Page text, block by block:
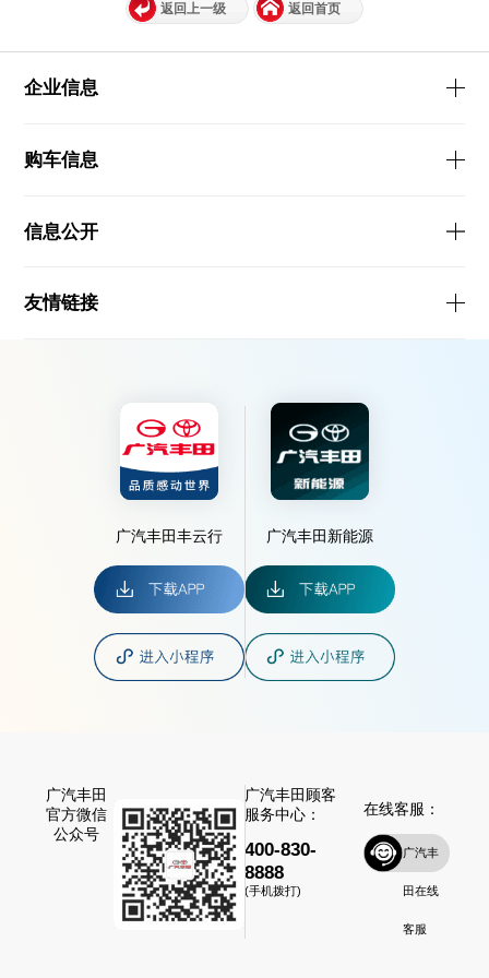
返回上一级 返回首页
企业信息
购车信息
信息公开
友情链接
广汽丰田丰云行 广汽丰田新能源
广汽丰田
官方微信
公众号
广汽丰田顾客
服务中心：
400-830-
8888
(手机拨打)
在线客服：
广汽丰
田在线
客服